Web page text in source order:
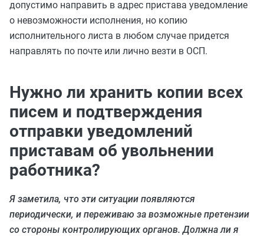
допустимо направить в адрес пристава уведомление
о невозможности исполнения, но копию
исполнительного листа в любом случае придется
направлять по почте или лично везти в ОСП.
Нужно ли хранить копии всех
писем и подтверждения
отправки уведомлений
приставам об увольнении
работника?
Я заметила, что эти ситуации появляются
периодически, и переживаю за возможные претензии
со стороны контролирующих органов. Должна ли я